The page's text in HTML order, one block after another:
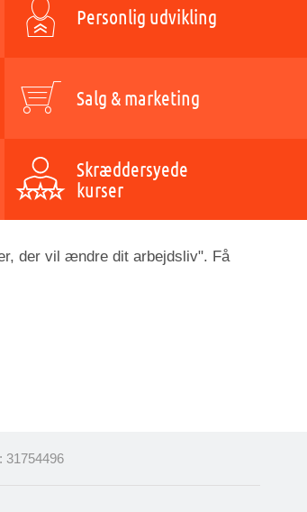
Personlig udvikling
Salg & marketing
Skræddersyede
kurser
der vil ændre dit arbejdsliv". Få
31754496